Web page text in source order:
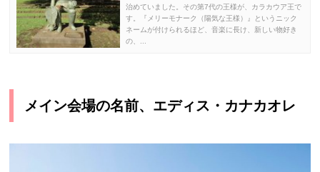
治めていました。その第7代の王様が、カラカウア王で
す。『メリーモナーク（陽気な王様）』というニック
ネームが付けられるほど、音楽に長け、新しい物好き
の、...
メイン会場の名前、エディス・カナカオレ